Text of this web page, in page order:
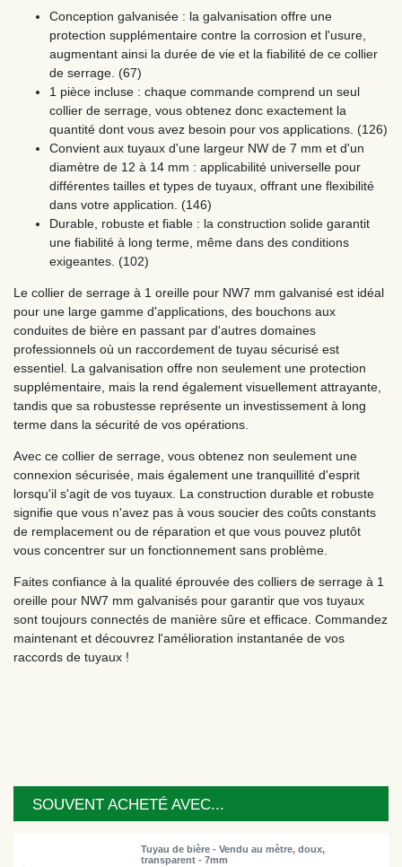
Conception galvanisée : la galvanisation offre une
protection supplémentaire contre la corrosion et l'usure,
augmentant ainsi la durée de vie et la fiabilité de ce collier
de serrage. (67)
1 pièce incluse : chaque commande comprend un seul
collier de serrage, vous obtenez donc exactement la
quantité dont vous avez besoin pour vos applications. (126)
Convient aux tuyaux d'une largeur NW de 7 mm et d'un
diamètre de 12 à 14 mm : applicabilité universelle pour
différentes tailles et types de tuyaux, offrant une flexibilité
dans votre application. (146)
Durable, robuste et fiable : la construction solide garantit
une fiabilité à long terme, même dans des conditions
exigeantes. (102)
Le collier de serrage à 1 oreille pour NW7 mm galvanisé est idéal
pour une large gamme d'applications, des bouchons aux
conduites de bière en passant par d'autres domaines
professionnels où un raccordement de tuyau sécurisé est
essentiel. La galvanisation offre non seulement une protection
supplémentaire, mais la rend également visuellement attrayante,
tandis que sa robustesse représente un investissement à long
terme dans la sécurité de vos opérations.
Avec ce collier de serrage, vous obtenez non seulement une
connexion sécurisée, mais également une tranquillité d'esprit
lorsqu'il s'agit de vos tuyaux. La construction durable et robuste
signifie que vous n'avez pas à vous soucier des coûts constants
de remplacement ou de réparation et que vous pouvez plutôt
vous concentrer sur un fonctionnement sans problème.
Faites confiance à la qualité éprouvée des colliers de serrage à 1
oreille pour NW7 mm galvanisés pour garantir que vos tuyaux
sont toujours connectés de manière sûre et efficace. Commandez
maintenant et découvrez l'amélioration instantanée de vos
raccords de tuyaux !
SOUVENT ACHETÉ AVEC...
Tuyau de bière - Vendu au mètre, doux,
transparent - 7mm